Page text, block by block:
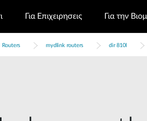
Για Επιχειρησεις Για την
Routers mydlink routers dir 810l